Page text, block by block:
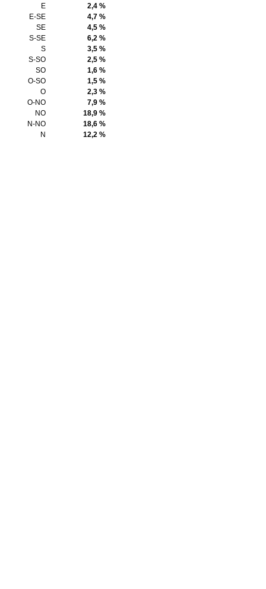
E
2,4 %
E-SE
4,7 %
SE
4,5 %
S-SE
6,2 %
S
3,5 %
S-SO
2,5 %
SO
1,6 %
O-SO
1,5 %
O
2,3 %
O-NO
7,9 %
NO
18,9 %
N-NO
18,6 %
N
12,2 %